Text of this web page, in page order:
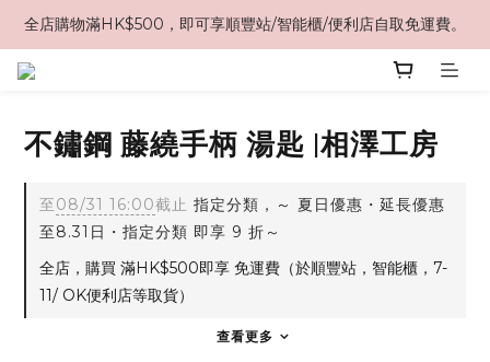
全店購物滿HK$500，即可享順豐站/智能櫃/便利店自取免運費。
不鏽鋼 藤繞手柄 湯匙 |相澤工房
至08/31 16:00截止 指定分類，～ 夏日優惠・延長優惠
至8.31日・指定分類 即享 9 折～
全店，購買 滿HK$500即享 免運費（於順豐站，智能櫃，7-
11/ OK便利店等取貨）
查看更多